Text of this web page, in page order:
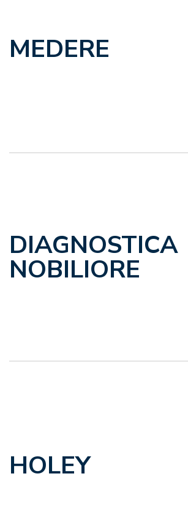
MEDERE
DIAGNOSTICA
NOBILIORE
HOLEY